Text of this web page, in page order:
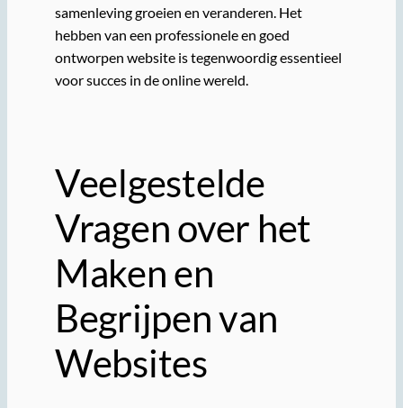
samenleving groeien en veranderen. Het
hebben van een professionele en goed
ontworpen website is tegenwoordig essentieel
voor succes in de online wereld.
Veelgestelde
Vragen over het
Maken en
Begrijpen van
Websites